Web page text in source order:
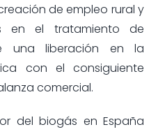
de empleo rural y
en el tratamiento de
una liberación en la
con el consiguiente
comercial.
del biogás en España